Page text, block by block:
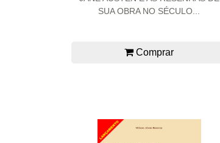
SUA OBRA NO SÉCULO...
Comprar